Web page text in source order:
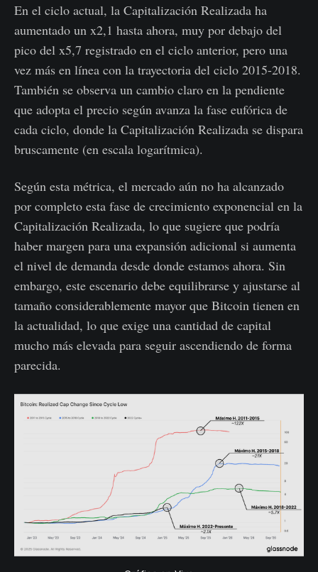
En el ciclo actual, la Capitalización Realizada ha
aumentado un x2,1 hasta ahora, muy por debajo del
pico del x5,7 registrado en el ciclo anterior, pero una
vez más en línea con la trayectoria del ciclo 2015-2018.
También se observa un cambio claro en la pendiente
que adopta el precio según avanza la fase eufórica de
cada ciclo, donde la Capitalización Realizada se dispara
bruscamente (en escala logarítmica).
Según esta métrica, el mercado aún no ha alcanzado
por completo esta fase de crecimiento exponencial en la
Capitalización Realizada, lo que sugiere que podría
haber margen para una expansión adicional si aumenta
el nivel de demanda desde donde estamos ahora. Sin
embargo, este escenario debe equilibrarse y ajustarse al
tamaño considerablemente mayor que Bitcoin tienen en
la actualidad, lo que exige una cantidad de capital
mucho más elevada para seguir ascendiendo de forma
parecida.